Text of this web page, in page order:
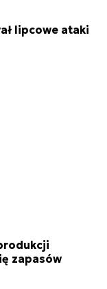
lipcowe ataki
zapasów